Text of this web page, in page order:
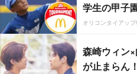
学生の甲子
オリコンタイアップ
森崎ウィン
が止まらん！